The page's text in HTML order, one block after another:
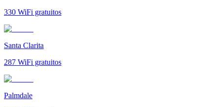
330 WiFi gratuitos
Santa Clarita
287 WiFi gratuitos
Palmdale